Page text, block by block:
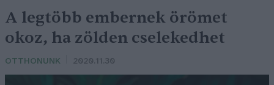
A legtöbb embernek örömet
okoz, ha zölden cselekedhet
OTTHONUNK 2020.11.30